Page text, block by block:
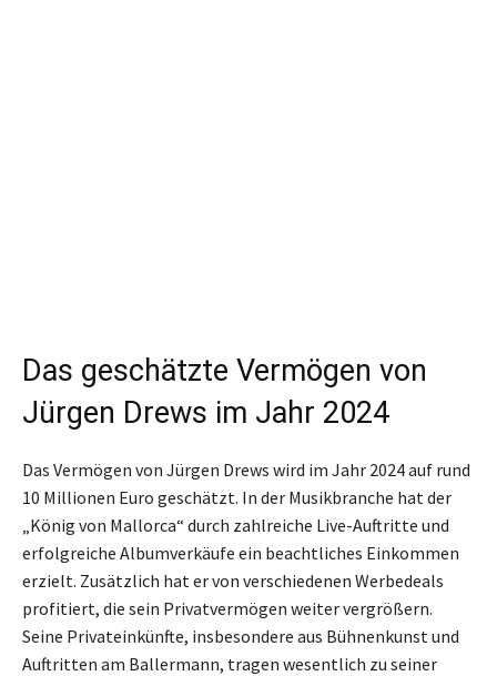
Das geschätzte Vermögen von
Jürgen Drews im Jahr 2024
Das Vermögen von Jürgen Drews wird im Jahr 2024 auf rund
10 Millionen Euro geschätzt. In der Musikbranche hat der
„König von Mallorca“ durch zahlreiche Live-Auftritte und
erfolgreiche Albumverkäufe ein beachtliches Einkommen
erzielt. Zusätzlich hat er von verschiedenen Werbedeals
profitiert, die sein Privatvermögen weiter vergrößern.
Seine Privateinkünfte, insbesondere aus Bühnenkunst und
Auftritten am Ballermann, tragen wesentlich zu seiner